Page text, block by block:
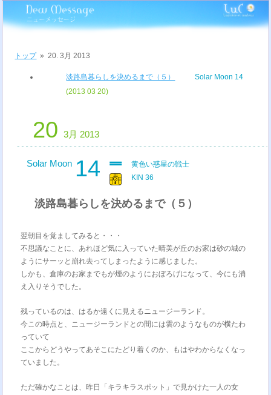
トップ»20. 3月 2013
淡路島暮らしを決めるまで（５）
Solar Moon 14
(2013 03 20)
20 3月 2013
Solar Moon 14
黄色い惑星の戦士
KIN 36
淡路島暮らしを決めるまで（５）
翌朝目を覚ましてみると・・・
不思議なことに、あれほど気に入っていた晴美が丘のお家は砂の城の
ようにサーッと崩れ去ってしまったように感じました。
しかも、倉庫のお家までもが煙のようにおぼろげになって、今にも消
え入りそうでした。
残っているのは、はるか遠くに見えるニュージーランド。
今この時点と、ニュージーランドとの間には雲のようなものが横たわ
っていて
ここからどうやってあそこにたどり着くのか、もはやわからなくなっ
ていました。
ただ確かなことは、昨日「キラキラスポット」で見かけた一人の女